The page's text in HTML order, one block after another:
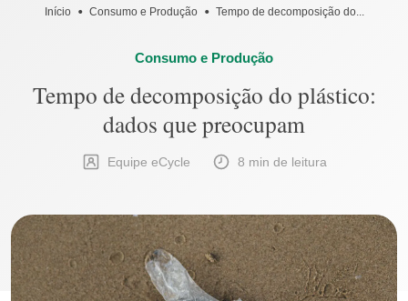
Início Consumo e Produção Tempo de decomposição do...
Consumo e Produção
Tempo de decomposição do plástico:
dados que preocupam
Equipe eCycle 8 min de leitura